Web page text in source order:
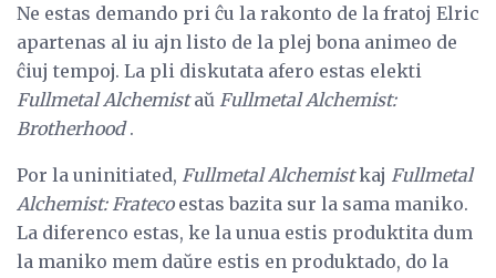
Ne estas demando pri ĉu la rakonto de la fratoj Elric
apartenas al iu ajn listo de la plej bona animeo de
ĉiuj tempoj. La pli diskutata afero estas elekti
Fullmetal Alchemistaŭ Fullmetal Alchemist:
Brotherhood.
Por la uninitiated, Fullmetal Alchemistkaj Fullmetal
Alchemist: Fratecoestas bazita sur la sama maniko.
La diferenco estas, ke la unua estis produktita dum
la maniko mem daŭre estis en produktado, do la